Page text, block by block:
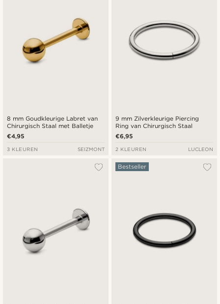
8 mm Goudkleurige Labret van
Chirurgisch Staal met Balletje
€4,95
3 KLEUREN SEIZMONT
9 mm Zilverkleurige Piercing
Ring van Chirurgisch Staal
€6,95
2 KLEUREN LUCLEON
Bestseller